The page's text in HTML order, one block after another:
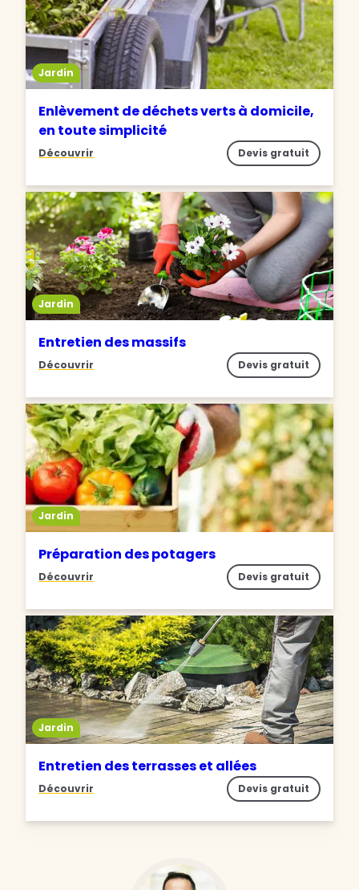
Jardin
Enlèvement de déchets verts à domicile,
en toute simplicité
Découvrir Devis gratuit
Jardin
Entretien des massifs
Découvrir Devis gratuit
Jardin
Préparation des potagers
Découvrir Devis gratuit
Jardin
Entretien des terrasses et allées
Découvrir Devis gratuit